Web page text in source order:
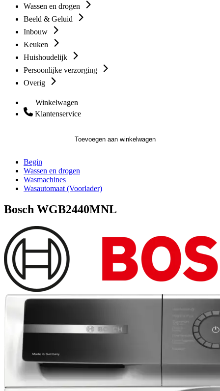
Wassen en drogen
Beeld & Geluid
Inbouw
Keuken
Huishoudelijk
Persoonlijke verzorging
Overig
Winkelwagen
Klantenservice
Toevoegen aan winkelwagen
Begin
Wassen en drogen
Wasmachines
Wasautomaat (Voorlader)
Bosch WGB2440MNL